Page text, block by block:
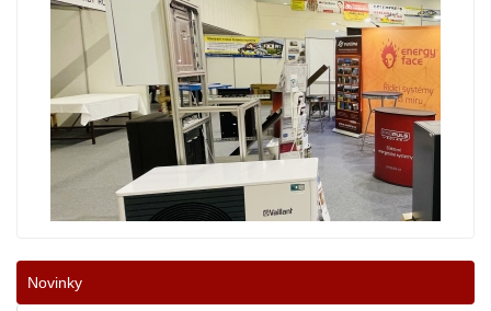
Nové podmínky dotací na nové solární systémy, tepelná čerpadla a
Novinky